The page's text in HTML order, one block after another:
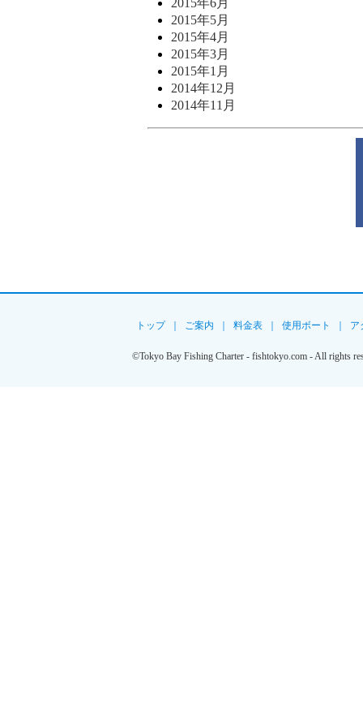
2015年6月
2015年5月
2015年4月
2015年3月
2015年1月
2014年12月
2014年11月
トップ ご案内 料金表 使用ボート ア
©Tokyo Bay Fishing Charter - fishtokyo.com - All rights